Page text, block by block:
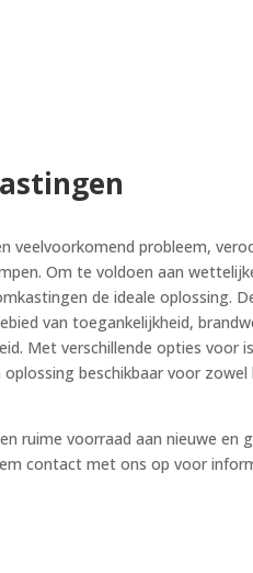
veelvoorkomend probleem,
Om te voldoen aan
de ideale oplossing.
van toegankelijkheid,
Met verschillende opties voor
beschikbaar voor zowel
ruime voorraad aan nieuwe en
contact met ons op voor